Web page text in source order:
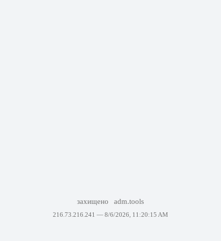
захищено adm.tools
216.73.216.241 — 8/6/2026, 11:20:15 AM